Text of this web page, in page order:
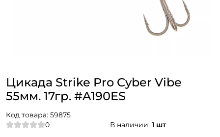
Цикада Strike Pro Cyber Vibe
55мм. 17гр. #A190ES
Код товара: 59875
0
В наличии: 1 шт